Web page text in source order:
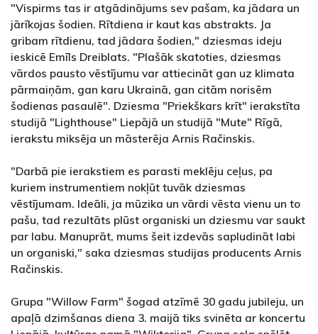
"Vispirms tas ir atgādinājums sev pašam, ka jādara un
jārīkojas šodien. Rītdiena ir kaut kas abstrakts. Ja
gribam rītdienu, tad jādara šodien," dziesmas ideju
ieskicē Emīls Dreiblats. "Plašāk skatoties, dziesmas
vārdos pausto vēstījumu var attiecināt gan uz klimata
pārmaiņām, gan karu Ukrainā, gan citām norisēm
šodienas pasaulē". Dziesma "Priekškars krīt" ierakstīta
studijā "Lighthouse" Liepājā un studijā "Mute" Rīgā,
ierakstu miksēja un māsterēja Arnis Račinskis.
"Darbā pie ierakstiem es parasti meklēju ceļus, pa
kuriem instrumentiem nokļūt tuvāk dziesmas
vēstījumam. Ideāli, ja mūzika un vārdi vēsta vienu un to
pašu, tad rezultāts plūst organiski un dziesmu var saukt
par labu. Manuprāt, mums šeit izdevās sapludināt labi
un organiski," saka dziesmas studijas producents Arnis
Račinskis.
Grupa "Willow Farm" šogad atzīmē 30 gadu jubileju, un
apaļā dzimšanas diena 3. maijā tiks svinēta ar koncertu